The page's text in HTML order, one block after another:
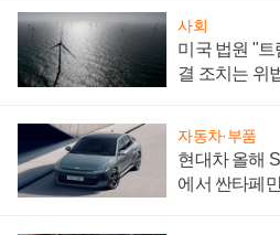
사회
미국 법원 "
결 조치는 위
자동차·부품
현대차 올해
에서 싼타페